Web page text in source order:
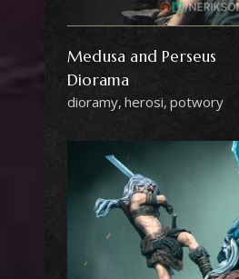
Medusa and Perseus
Diorama
dioramy herosi potwory